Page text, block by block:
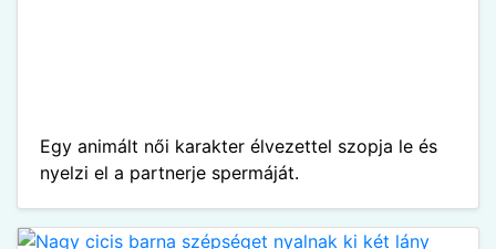
Egy animált női karakter élvezettel szopja le és
nyelzi el a partnerje spermáját.